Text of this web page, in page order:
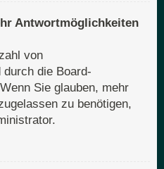
Antwortmöglichkeiten
von
die Board-
Sie glauben, mehr
zu benötigen,